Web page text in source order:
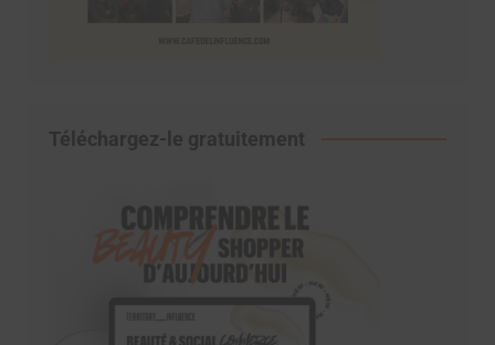
Téléchargez-le gratuitement